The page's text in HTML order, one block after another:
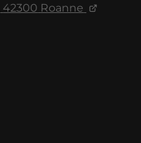
42300 Roanne